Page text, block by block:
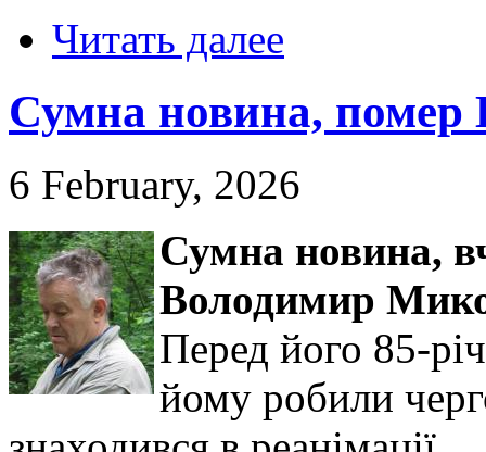
Читать далее
Сумна новина, помер
6 February, 2026
Сумна новина,
Володимир
Перед його 85-
йому робили